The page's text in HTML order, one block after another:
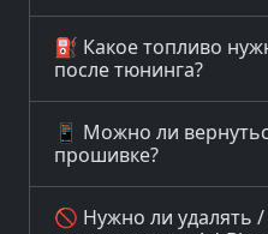
⛽ Какое топливо
после тюнинга?
📱 Можно ли
прошивке?
🚫 Нужно ли удалять